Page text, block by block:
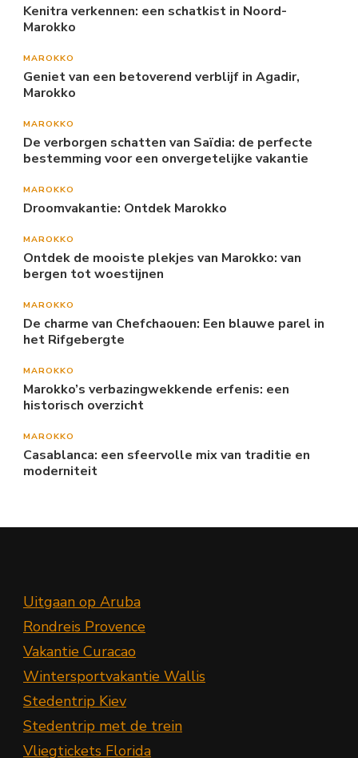
Kenitra verkennen: een schatkist in Noord-
Marokko
MAROKKO
Geniet van een betoverend verblijf in Agadir,
Marokko
MAROKKO
De verborgen schatten van Saïdia: de perfecte
bestemming voor een onvergetelijke vakantie
MAROKKO
Droomvakantie: Ontdek Marokko
MAROKKO
Ontdek de mooiste plekjes van Marokko: van
bergen tot woestijnen
MAROKKO
De charme van Chefchaouen: Een blauwe parel in
het Rifgebergte
MAROKKO
Marokko’s verbazingwekkende erfenis: een
historisch overzicht
MAROKKO
Casablanca: een sfeervolle mix van traditie en
moderniteit
Uitgaan op Aruba
Rondreis Provence
Vakantie Curacao
Wintersportvakantie Wallis
Stedentrip Kiev
Stedentrip met de trein
Vliegtickets Florida